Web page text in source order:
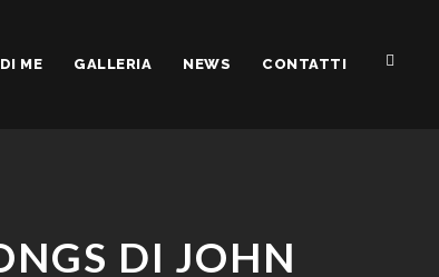
ME GALLERIA NEWS CONTATTI
DI JOHN